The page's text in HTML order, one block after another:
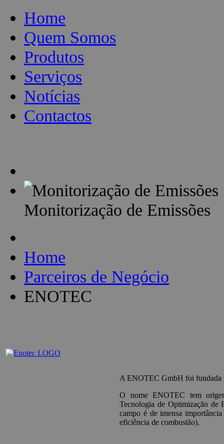
Home
Quem Somos
Produtos
Serviços
Notícias
Contactos
Monitorização de Emissões
Home
Parceiros de Negócio
ENOTEC
A ENOTEC GmbH foi fundada
O nome ENOTEC tem
Tecnologia de Optimização de
campo é de imensa
eficiência de combustão).